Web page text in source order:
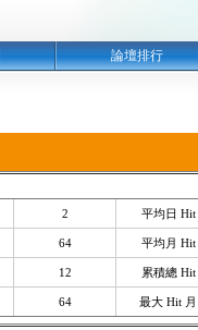
論壇排行
2 平均日 Hit
64 平均月 Hit
12 累積總 Hit
64 最大 Hit 月